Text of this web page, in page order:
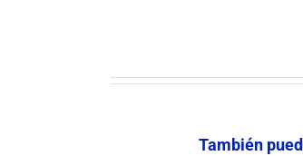
También